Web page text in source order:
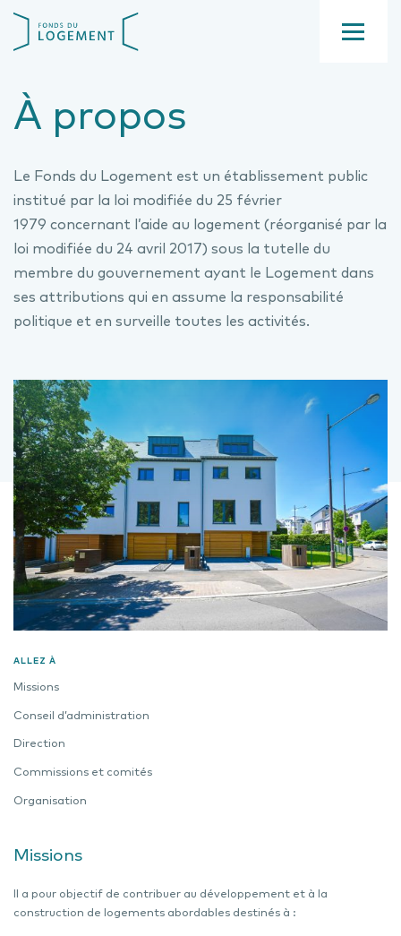
contenu
À propos
Le Fonds du Logement est un établissement public
institué par la loi modifiée du 25 février
1979 concernant l’aide au logement (réorganisé par la
loi modifiée du 24 avril 2017) sous la tutelle du
membre du gouvernement ayant le Logement dans
ses attributions qui en assume la responsabilité
politique et en surveille toutes les activités.
ALLEZ À
Missions
Conseil d’administration
Direction
Commissions et comités
Organisation
Missions
Il a pour objectif de contribuer au développement et à la
construction de logements abordables destinés à :